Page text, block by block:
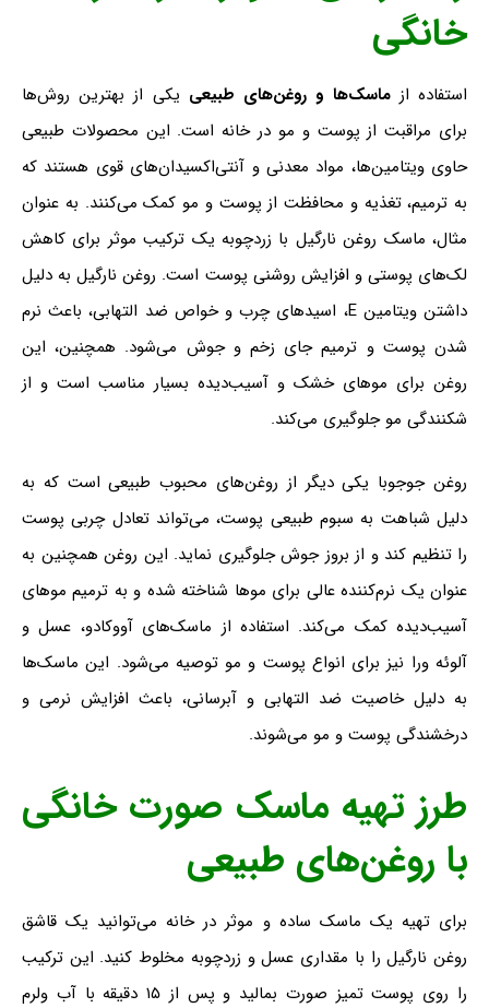
خانگی
استفاده ازماسک‌ها و روغن‌های طبیعی یکی از بهترین روش‌ها
برای مراقبت از پوست و مو در خانه است. این محصولات طبیعی
حاوی ویتامین‌ها، مواد معدنی و آنتی‌اکسیدان‌های قوی هستند که
به ترمیم، تغذیه و محافظت از پوست و مو کمک می‌کنند. به عنوان
مثال، ماسک روغن نارگیل با زردچوبه یک ترکیب موثر برای کاهش
لک‌های پوستی و افزایش روشنی پوست است. روغن نارگیل به دلیل
داشتن ویتامین E، اسیدهای چرب و خواص ضد التهابی، باعث نرم
شدن پوست و ترمیم جای زخم و جوش می‌شود. همچنین، این
روغن برای موهای خشک و آسیب‌دیده بسیار مناسب است و از
شکنندگی مو جلوگیری می‌کند.
روغن جوجوبا یکی دیگر از روغن‌های محبوب طبیعی است که به
دلیل شباهت به سبوم طبیعی پوست، می‌تواند تعادل چربی پوست
را تنظیم کند و از بروز جوش جلوگیری نماید. این روغن همچنین به
عنوان یک نرم‌کننده عالی برای موها شناخته شده و به ترمیم موهای
آسیب‌دیده کمک می‌کند. استفاده از ماسک‌های آووکادو، عسل و
آلوئه ورا نیز برای انواع پوست و مو توصیه می‌شود. این ماسک‌ها
به دلیل خاصیت ضد التهابی و آبرسانی، باعث افزایش نرمی و
درخشندگی پوست و مو می‌شوند.
طرز تهیه ماسک صورت خانگی
با روغن‌های طبیعی
برای تهیه یک ماسک ساده و موثر در خانه می‌توانید یک قاشق
روغن نارگیل را با مقداری عسل و زردچوبه مخلوط کنید. این ترکیب
را روی پوست تمیز صورت بمالید و پس از ۱۵ دقیقه با آب ولرم